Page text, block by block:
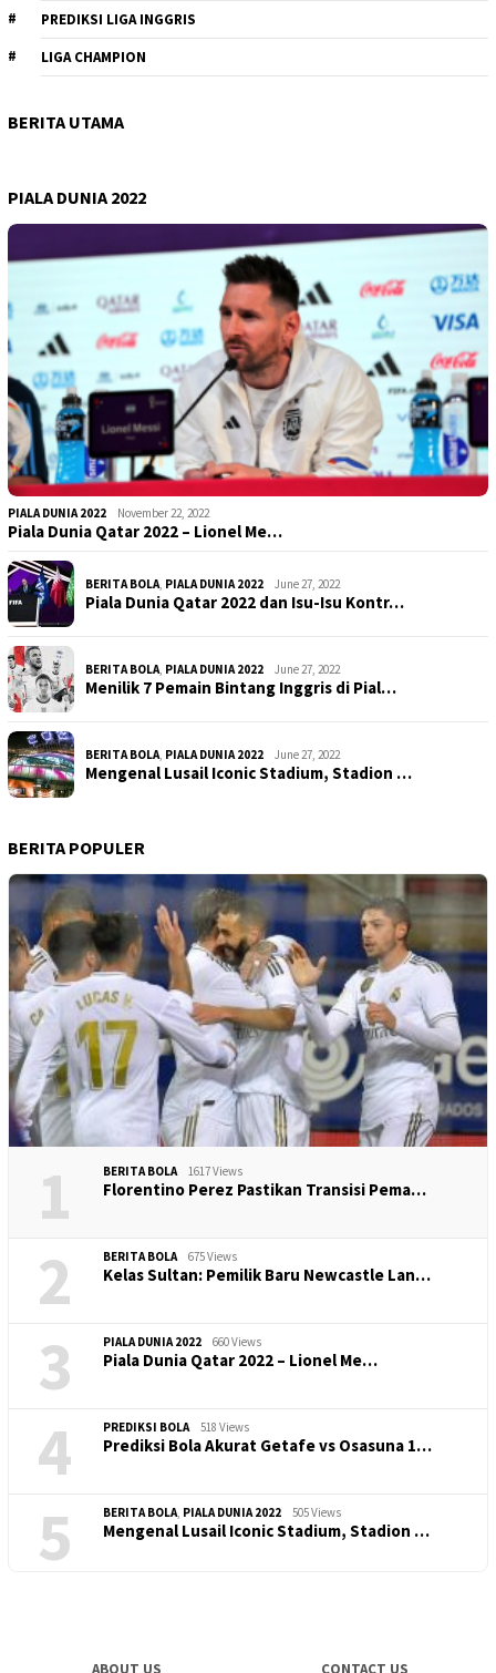
PREDIKSI LIGA INGGRIS
LIGA CHAMPION
BERITA UTAMA
PIALA DUNIA 2022
PIALA DUNIA 2022 November 22, 2022
Piala Dunia Qatar 2022 – Lionel Me…
BERITA BOLA, PIALA DUNIA 2022 June 27, 2022
Piala Dunia Qatar 2022 dan Isu-Isu Kontr…
BERITA BOLA, PIALA DUNIA 2022 June 27, 2022
Menilik 7 Pemain Bintang Inggris di Pial…
BERITA BOLA, PIALA DUNIA 2022 June 27, 2022
Mengenal Lusail Iconic Stadium, Stadion …
BERITA POPULER
1 BERITA BOLA 1617 Views
​Florentino Perez Pastikan Transisi Pema…
2 BERITA BOLA 675 Views
Kelas Sultan: Pemilik Baru Newcastle Lan…
3 PIALA DUNIA 2022 660 Views
Piala Dunia Qatar 2022 – Lionel Me…
4 PREDIKSI BOLA 518 Views
Prediksi Bola Akurat Getafe vs Osasuna 1…
5 BERITA BOLA, PIALA DUNIA 2022 505 Views
Mengenal Lusail Iconic Stadium, Stadion …